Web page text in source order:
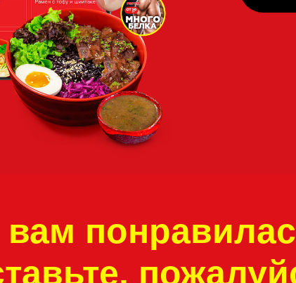
понравилась
пожалуйста,
Спасибо за ваши отзывы!